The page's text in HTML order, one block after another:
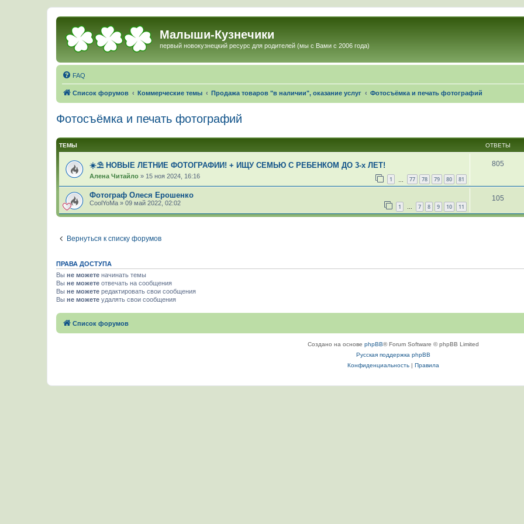
Малыши-Кузнечики
первый новокузнецкий ресурс для родителей (мы с Вами с 2006 года)
FAQ
Список форумов Коммерческие темы Продажа товаров "в наличии", оказание услуг Фотосъёмка и печать фотографий
Фотосъёмка и печать фотографий
ТЕМЫ ОТВЕТЫ
️☀️⛱️ НОВЫЕ ЛЕТНИЕ ФОТОГРАФИИ! + ИЩУ СЕМЬЮ С РЕБЕНКОМ ДО 3-х ЛЕТ!
Алена Читайло » 15 ноя 2024, 16:16 1 77 78 79 80 81
805
Фотограф Олеся Ерошенко
CoolYoMa » 09 май 2022, 02:02 1 … 7 8 9 10 11
105
Вернуться к списку форумов
ПРАВА ДОСТУПА
Вы не можете начинать темы
Вы не можете отвечать на сообщения
Вы не можете редактировать свои сообщения
Вы не можете удалять свои сообщения
Список форумов
Создано на основе phpBB® Forum Software © phpBB Limited
Русская поддержка phpBB
Конфиденциальность| Правила